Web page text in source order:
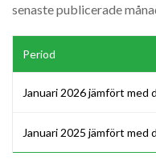
senaste publicerade
Period
Januari 2026 jämfört med
Januari 2025 jämfört med